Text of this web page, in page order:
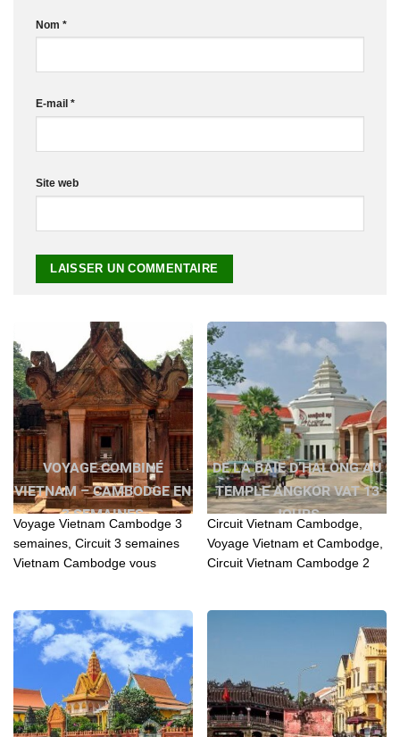
Nom *
E-mail *
Site web
VOYAGE COMBINÉ
VIETNAM – CAMBODGE EN
3 SEMAINES
Voyage Vietnam Cambodge 3
semaines, Circuit 3 semaines
Vietnam Cambodge vous
Vietnam est connu pour ses
richesses de valeurs
historiques
DE LA BAIE D’HALONG AU
TEMPLE ANGKOR VAT 13
JOURS
Circuit Vietnam Cambodge,
Voyage Vietnam et Cambodge,
Circuit Vietnam Cambodge 2